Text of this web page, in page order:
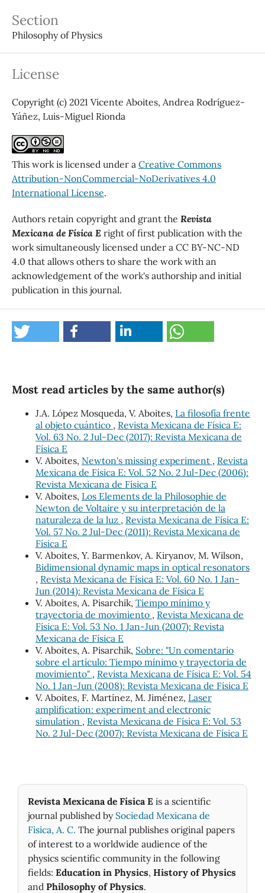
Section
Philosophy of Physics
License
Copyright (c) 2021 Vicente Aboites, Andrea Rodríguez-
Yáñez, Luis-Miguel Rionda
This work is licensed under a Creative Commons
Attribution-NonCommercial-NoDerivatives 4.0
International License.
Authors retain copyright and grant the Revista
Mexicana de Física E right of first publication with the
work simultaneously licensed under a CC BY-NC-ND
4.0 that allows others to share the work with an
acknowledgement of the work's authorship and initial
publication in this journal.
Most read articles by the same author(s)
J.A. López Mosqueda, V. Aboites, La filosofía frente
al objeto cuántico , Revista Mexicana de Física E:
Vol. 63 No. 2 Jul-Dec (2017): Revista Mexicana de
Física E
V. Aboites, Newton's missing experiment , Revista
Mexicana de Física E: Vol. 52 No. 2 Jul-Dec (2006):
Revista Mexicana de Física E
V. Aboites, Los Elements de la Philosophie de
Newton de Voltaire y su interpretación de la
naturaleza de la luz , Revista Mexicana de Física E:
Vol. 57 No. 2 Jul-Dec (2011): Revista Mexicana de
Física E
V. Aboites, Y. Barmenkov, A. Kiryanov, M. Wilson,
Bidimensional dynamic maps in optical resonators
, Revista Mexicana de Física E: Vol. 60 No. 1 Jan-
Jun (2014): Revista Mexicana de Física E
V. Aboites, A. Pisarchik, Tiempo mínimo y
trayectoria de movimiento , Revista Mexicana de
Física E: Vol. 53 No. 1 Jan-Jun (2007): Revista
Mexicana de Física E
V. Aboites, A. Pisarchik, Sobre: "Un comentario
sobre el artículo: Tiempo mínimo y trayectoria de
movimiento" , Revista Mexicana de Física E: Vol. 54
No. 1 Jan-Jun (2008): Revista Mexicana de Física E
V. Aboites, F. Martínez, M. Jiménez, Laser
amplification: experiment and electronic
simulation , Revista Mexicana de Física E: Vol. 53
No. 2 Jul-Dec (2007): Revista Mexicana de Física E
Revista Mexicana de Física E is a scientific
journal published by Sociedad Mexicana de
Fìsica, A. C. The journal publishes original papers
of interest to a worldwide audience of the
physics scientific community in the following
fields: Education in Physics, History of Physics
and Philosophy of Physics.